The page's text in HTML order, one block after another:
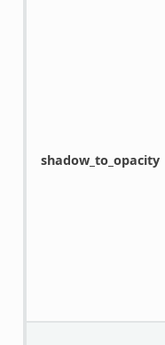
shadow_to_opacity